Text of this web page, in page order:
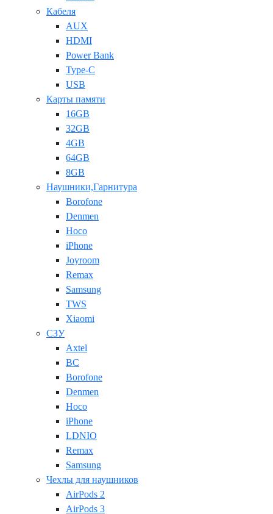
Кабеля
AUX
HDMI
Power Bank
Type-C
USB
Карты памяти
16GB
32GB
4GB
64GB
8GB
Наушники,Гарнитура
Borofone
Denmen
Hoco
iPhone
Joyroom
Remax
Samsung
TWS
Xiaomi
СЗУ
Axtel
BC
Borofone
Denmen
Hoco
iPhone
LDNIO
Remax
Samsung
Чехлы для наушников
AirPods 2
AirPods 3